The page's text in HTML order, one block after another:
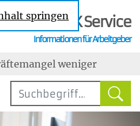
springenBKK Service
Informationen für Arbeitgeber
den Themenweniger
Urlaubszuschuss:
im